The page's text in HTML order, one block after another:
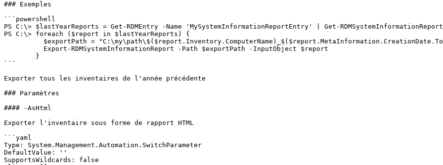
### Exemples
```powershell
PS C:\> $lastYearReports = Get-RDMEntry -Name 'MySystemInformationReportEntry' | Get-
PS C:\> foreach ($report in $lastYearReports) {
```
Exporter tous les inventaires de l'année précédente
### Paramètres
#### -AsHtml
Exporter l'inventaire sous forme de rapport HTML
```yaml
Type: System.Management.Automation.SwitchParameter
DefaultValue: ''
SupportsWildcards: false